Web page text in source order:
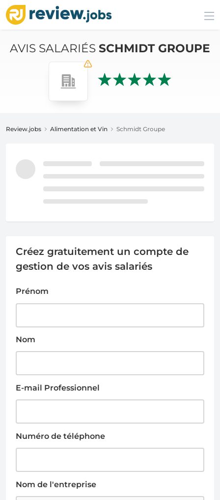
AVIS SALARIÉS SCHMIDT GROUPE
Review.jobs Alimentation et Vin Schmidt Groupe
Créez gratuitement un compte de
gestion de vos avis salariés
Prénom
Nom
E-mail Professionnel
Numéro de téléphone
Nom de l'entreprise